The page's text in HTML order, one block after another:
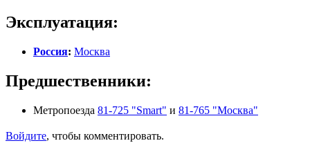
Эксплуатация:
Россия: Москва
Предшественники:
Метропоезда 81-725 "Smart" и 81-765 "Москва"
Войдите, чтобы комментировать.